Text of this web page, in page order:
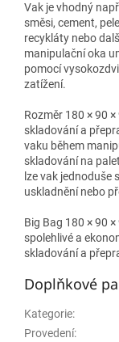
Vak je vhodný
směsi, cement,
recykláty nebo
manipulační oka
pomocí
zatížení.
Rozměr 180 × 90
skladování a
vaku během
skladování na
lze vak jednoduše
uskladnění nebo
Big Bag 180 × 90
spolehlivé a
skladování a
Doplňkové
Kategorie:
Provedení: